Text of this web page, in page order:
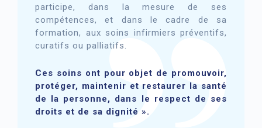
participe, dans la mesure de ses
compétences, et dans le cadre de sa
formation, aux soins infirmiers préventifs,
curatifs ou palliatifs.
Ces soins ont pour objet de promouvoir,
protéger, maintenir et restaurer la santé
de la personne, dans le respect de ses
droits et de sa dignité ».